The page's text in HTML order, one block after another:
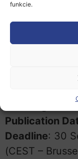
funkcie.
PROJECTS /
involvement
accelerating
energy
Grant
Publication
Deadline: 30
(CEST –